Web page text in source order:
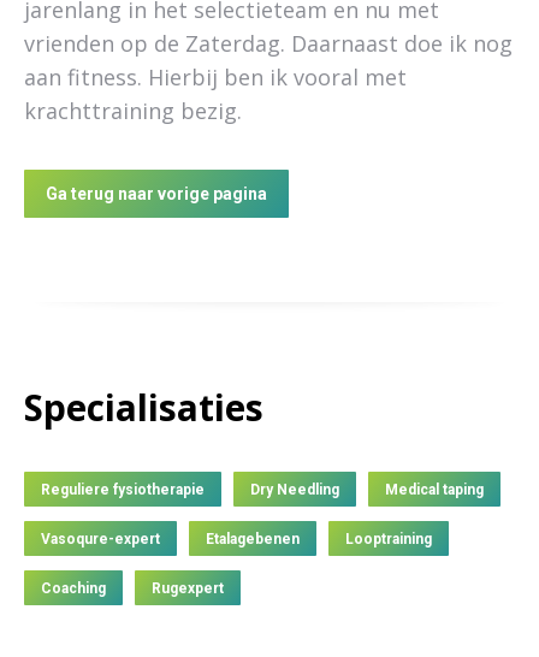
jarenlang in het selectieteam en nu met
vrienden op de Zaterdag. Daarnaast doe ik nog
aan fitness. Hierbij ben ik vooral met
krachttraining bezig.
Ga terug naar vorige pagina
Specialisaties
Reguliere fysiotherapie Dry Needling Medical taping
Vasoqure-expert Etalagebenen Looptraining
Coaching Rugexpert